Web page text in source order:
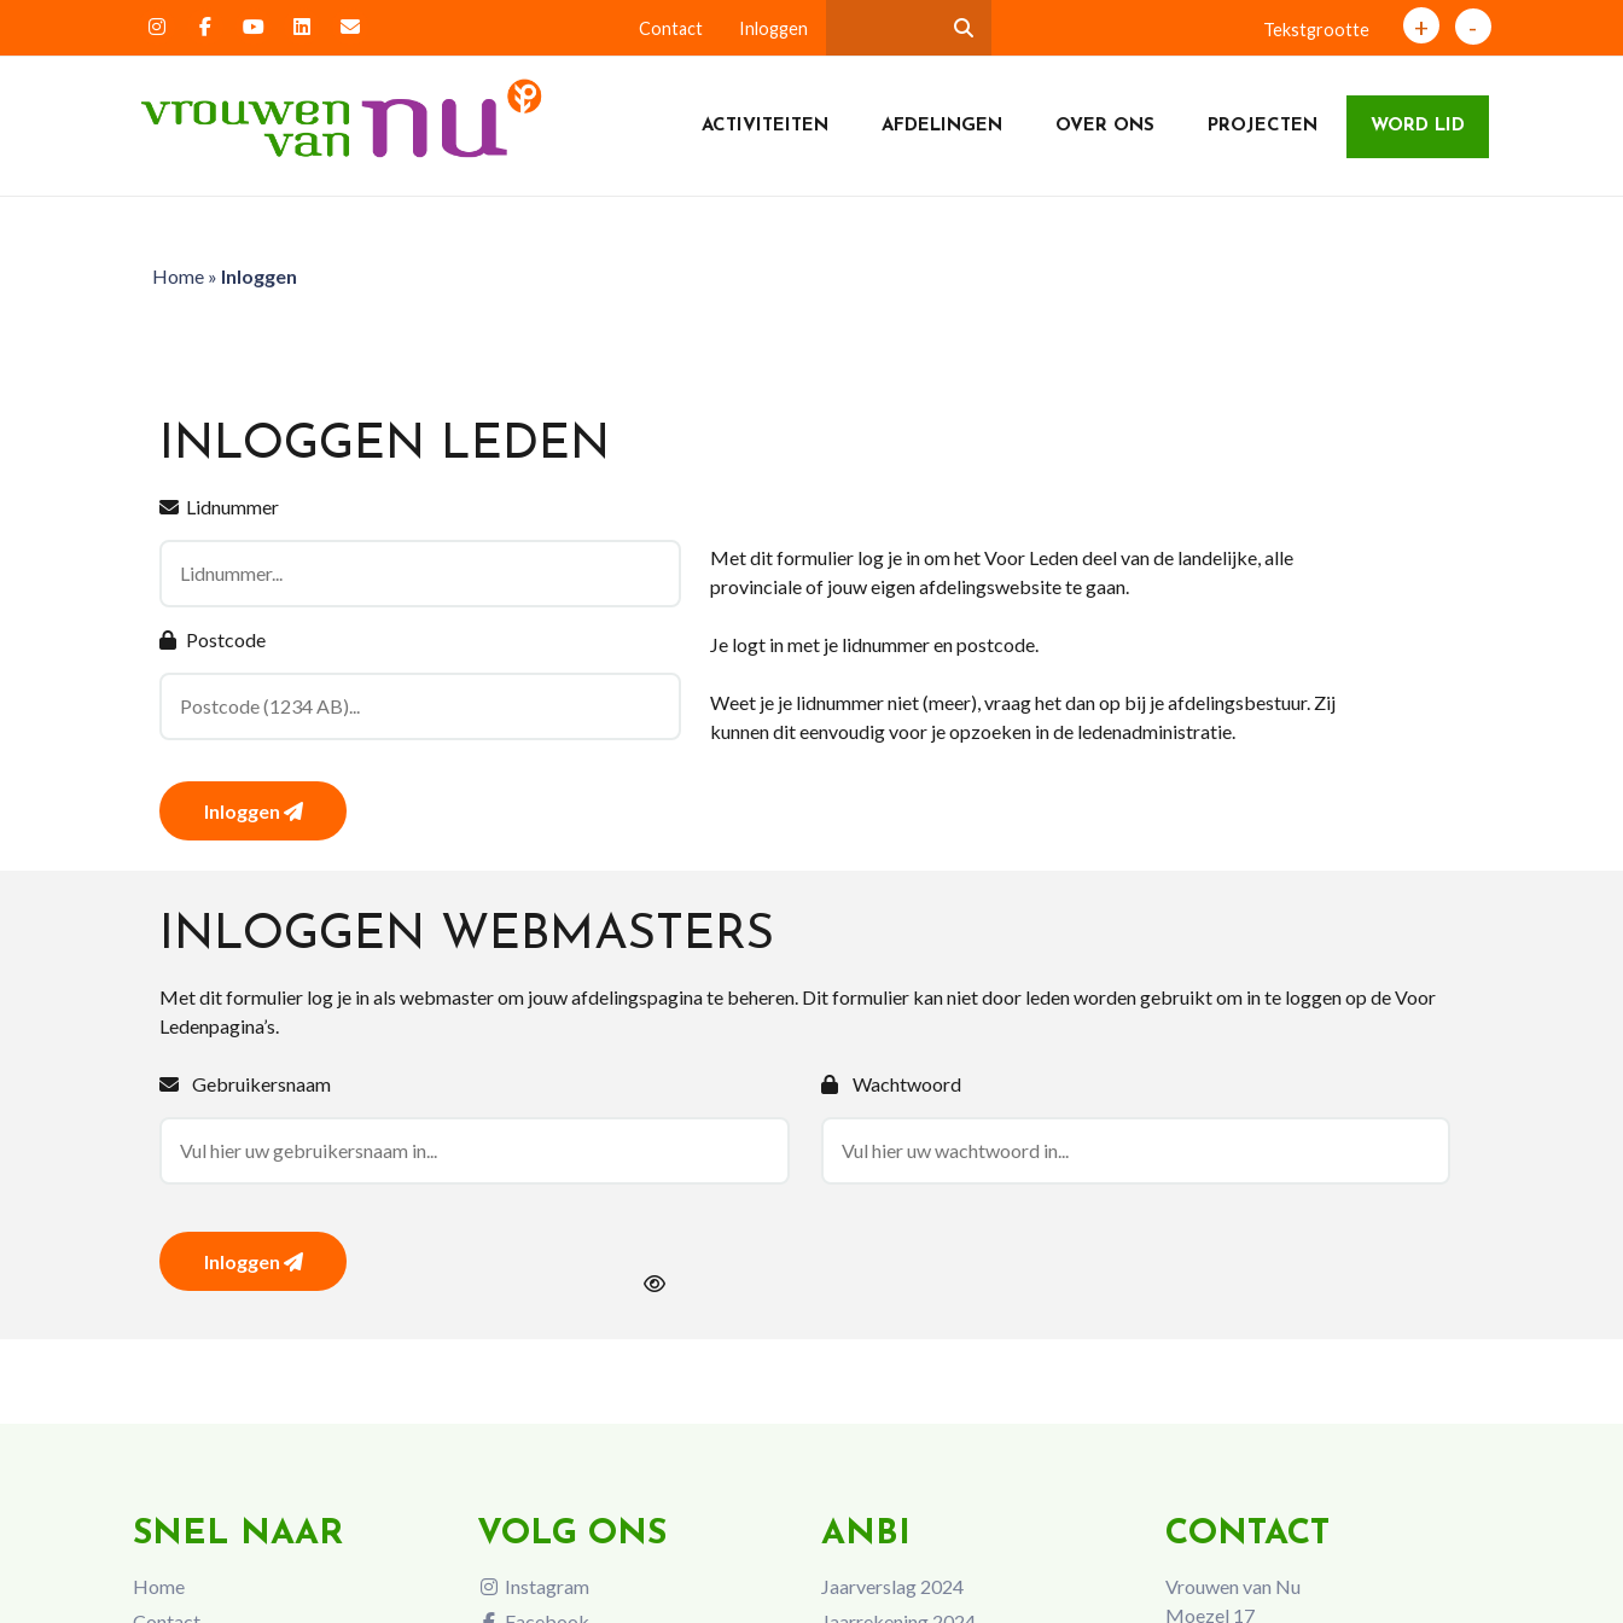
Contact Inloggen Tekstgrootte + -
ACTIVITEITEN AFDELINGEN OVER ONS PROJECTEN WORD LID
Home» Inloggen
INLOGGEN LEDEN
Lidnummer
Postcode
Inloggen
Met dit formulier log je in om het Voor Leden deel van de landelijke, alle
provinciale of jouw eigen afdelingswebsite te gaan.
Je logt in met je lidnummer en postcode.
Weet je je lidnummer niet (meer), vraag het dan op bij je afdelingsbestuur. Zij
kunnen dit eenvoudig voor je opzoeken in de ledenadministratie.
INLOGGEN WEBMASTERS
Met dit formulier log je in als webmaster om jouw afdelingspagina te beheren. Dit formulier kan niet door leden worden gebruikt om in te loggen op de Voor
Ledenpagina’s.
Gebruikersnaam Wachtwoord
Inloggen
SNEL NAAR
Home
VOLG ONS
Instagram
ANBI
Jaarverslag 2024
CONTACT
Vrouwen van Nu
Moezel 17